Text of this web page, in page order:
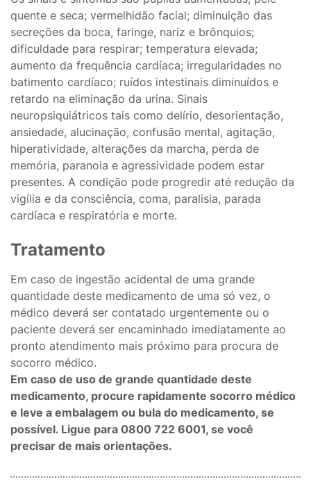
quente e seca; vermelhidão facial; diminuição das
secreções da boca, faringe, nariz e brônquios;
dificuldade para respirar; temperatura elevada;
aumento da frequência cardíaca; irregularidades no
batimento cardíaco; ruídos intestinais diminuídos e
retardo na eliminação da urina. Sinais
neuropsiquiátricos tais como delírio, desorientação,
ansiedade, alucinação, confusão mental, agitação,
hiperatividade, alterações da marcha, perda de
memória, paranoia e agressividade podem estar
presentes. A condição pode progredir até redução da
vigília e da consciência, coma, paralisia, parada
cardíaca e respiratória e morte.
Tratamento
Em caso de ingestão acidental de uma grande
quantidade deste medicamento de uma só vez, o
médico deverá ser contatado urgentemente ou o
paciente deverá ser encaminhado imediatamente ao
pronto atendimento mais próximo para procura de
socorro médico.
Em caso de uso de grande quantidade deste
medicamento, procure rapidamente socorro médico
e leve a embalagem ou bula do medicamento, se
possível. Ligue para 0800 722 6001, se você
precisar de mais orientações.